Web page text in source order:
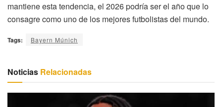
mantiene esta tendencia, el 2026 podría ser el año que lo
consagre como uno de los mejores futbolistas del mundo.
Tags: Bayern Múnich
Noticias Relacionadas